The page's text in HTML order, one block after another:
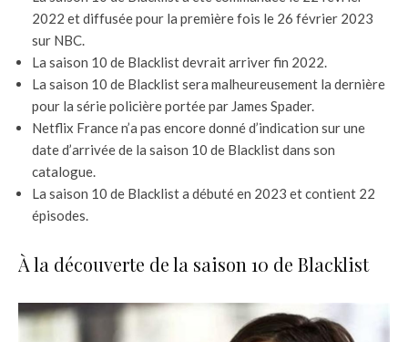
2022 et diffusée pour la première fois le 26 février 2023
sur NBC.
La saison 10 de Blacklist devrait arriver fin 2022.
La saison 10 de Blacklist sera malheureusement la dernière
pour la série policière portée par James Spader.
Netflix France n’a pas encore donné d’indication sur une
date d’arrivée de la saison 10 de Blacklist dans son
catalogue.
La saison 10 de Blacklist a débuté en 2023 et contient 22
épisodes.
À la découverte de la saison 10 de Blacklist